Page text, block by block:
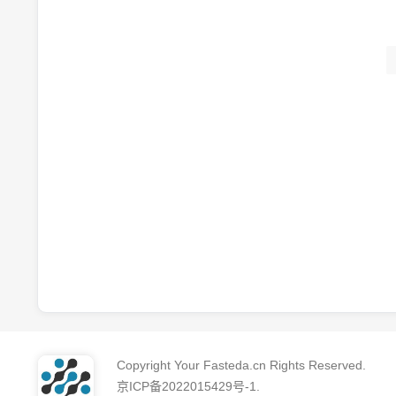
Copyright Your Fasteda.cn Rights Reserved.
京ICP备2022015429号-1